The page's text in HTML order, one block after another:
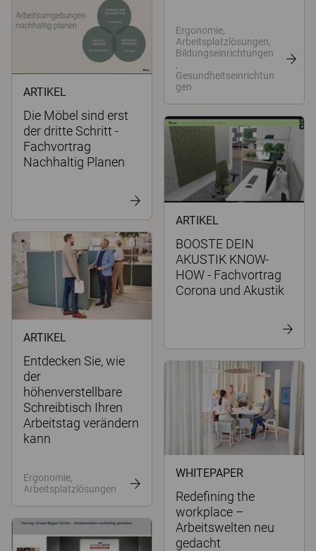
Ergonomie,
Arbeitsplatzlösungen,
Bildungseinrichtungen
,
Gesundheitseinrichtun
gen
ARTIKEL
Die Möbel sind erst
der dritte Schritt -
Fachvortrag
Nachhaltig Planen
ARTIKEL
BOOSTE DEIN
AKUSTIK KNOW-
HOW - Fachvortrag
Corona und Akustik
ARTIKEL
Entdecken Sie, wie
der
höhenverstellbare
Schreibtisch Ihren
Arbeitstag verändern
kann
Ergonomie,
Arbeitsplatzlösungen
WHITEPAPER
Redefining the
workplace –
Arbeitswelten neu
gedacht